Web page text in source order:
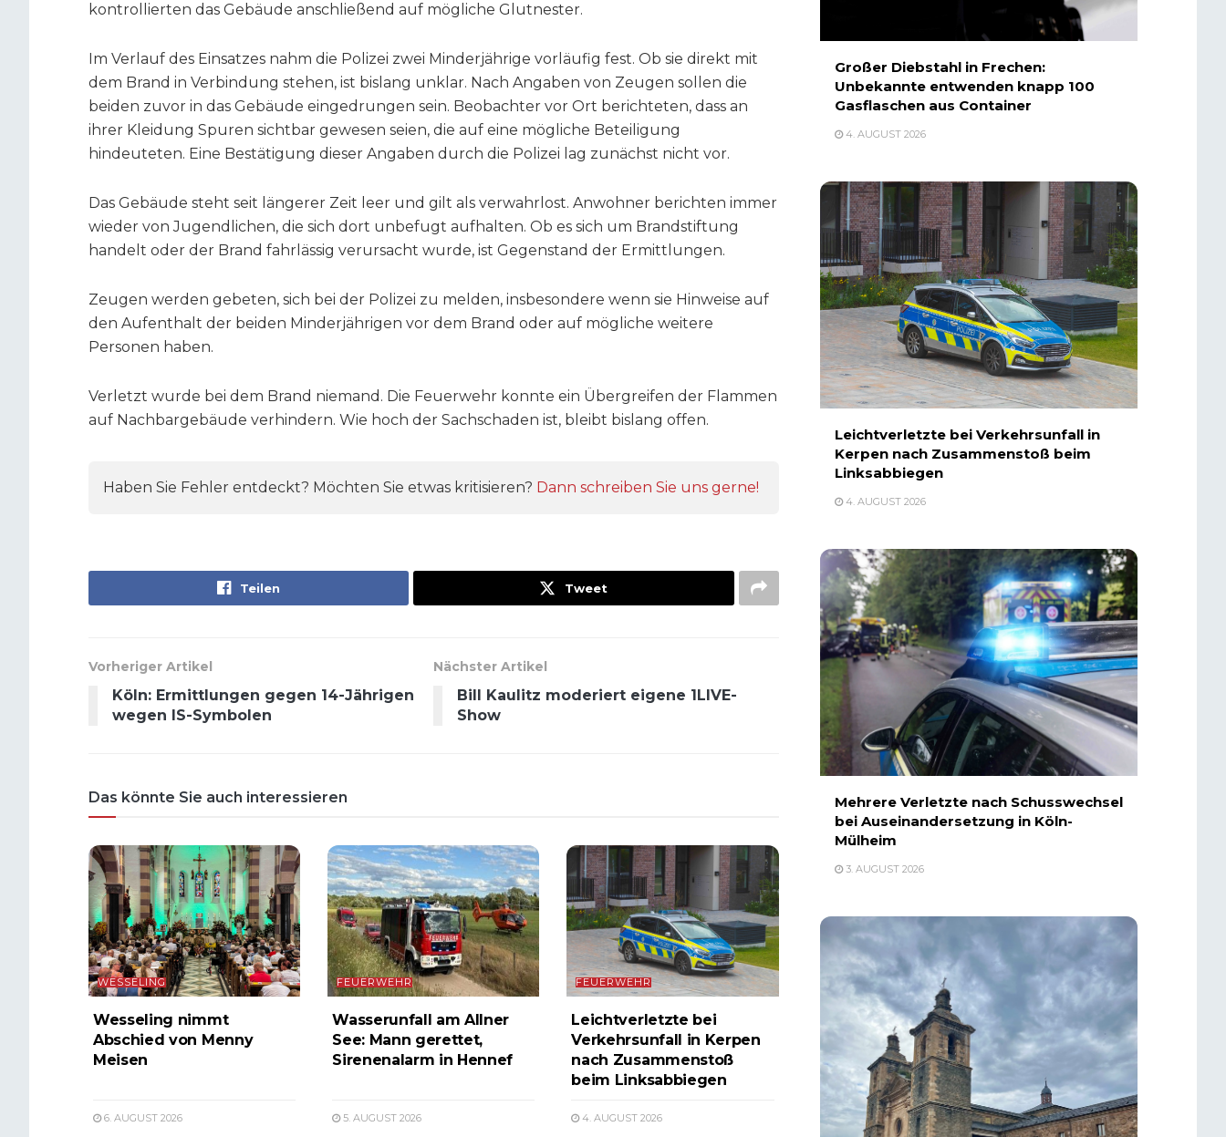
kontrollierten das Gebäude anschließend auf mögliche Glutnester.
Im Verlauf des Einsatzes nahm die Polizei zwei Minderjährige vorläufig fest. Ob sie direkt mit
dem Brand in Verbindung stehen, ist bislang unklar. Nach Angaben von Zeugen sollen die
beiden zuvor in das Gebäude eingedrungen sein. Beobachter vor Ort berichteten, dass an
ihrer Kleidung Spuren sichtbar gewesen seien, die auf eine mögliche Beteiligung
hindeuteten. Eine Bestätigung dieser Angaben durch die Polizei lag zunächst nicht vor.
Das Gebäude steht seit längerer Zeit leer und gilt als verwahrlost. Anwohner berichten immer
wieder von Jugendlichen, die sich dort unbefugt aufhalten. Ob es sich um Brandstiftung
handelt oder der Brand fahrlässig verursacht wurde, ist Gegenstand der Ermittlungen.
Zeugen werden gebeten, sich bei der Polizei zu melden, insbesondere wenn sie Hinweise auf
den Aufenthalt der beiden Minderjährigen vor dem Brand oder auf mögliche weitere
Personen haben.
Verletzt wurde bei dem Brand niemand. Die Feuerwehr konnte ein Übergreifen der Flammen
auf Nachbargebäude verhindern. Wie hoch der Sachschaden ist, bleibt bislang offen.
Haben Sie Fehler entdeckt? Möchten Sie etwas kritisieren? Dann schreiben Sie uns gerne!
Teilen Tweet
Vorheriger Artikel
Köln: Ermittlungen gegen 14-Jährigen
wegen IS-Symbolen
Nächster Artikel
Bill Kaulitz moderiert eigene 1LIVE-
Show
Das könnte Sie auch interessieren
WESSELING
Wesseling nimmt
Abschied von Menny
Meisen
6. AUGUST 2026
FEUERWEHR
Wasserunfall am Allner
See: Mann gerettet,
Sirenenalarm in Hennef
5. AUGUST 2026
FEUERWEHR
Leichtverletzte bei
Verkehrsunfall in Kerpen
nach Zusammenstoß
beim Linksabbiegen
4. AUGUST 2026
Großer Diebstahl in Frechen:
Unbekannte entwenden knapp 100
Gasflaschen aus Container
4. AUGUST 2026
Leichtverletzte bei Verkehrsunfall in
Kerpen nach Zusammenstoß beim
Linksabbiegen
4. AUGUST 2026
Mehrere Verletzte nach Schusswechsel
bei Auseinandersetzung in Köln-
Mülheim
3. AUGUST 2026